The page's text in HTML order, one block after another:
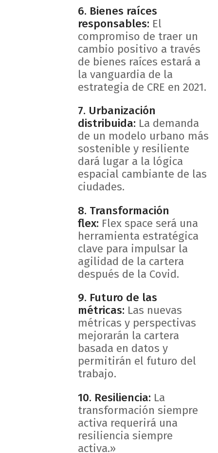
6. Bienes raíces
responsables: El
compromiso de traer un
cambio positivo a través
de bienes raíces estará a
la vanguardia de la
estrategia de CRE en 2021.
7. Urbanización
distribuida: La demanda
de un modelo urbano más
sostenible y resiliente
dará lugar a la lógica
espacial cambiante de las
ciudades.
8. Transformación
flex: Flex space será una
herramienta estratégica
clave para impulsar la
agilidad de la cartera
después de la Covid.
9. Futuro de las
métricas: Las nuevas
métricas y perspectivas
mejorarán la cartera
basada en datos y
permitirán el futuro del
trabajo.
10. Resiliencia: La
transformación siempre
activa requerirá una
resiliencia siempre
activa.»